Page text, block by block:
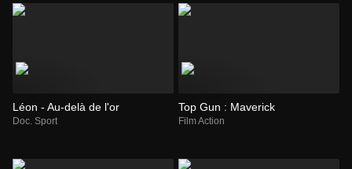
Léon - Au-delà de l'or
Doc. Sport
Top Gun : Maverick
Film Action